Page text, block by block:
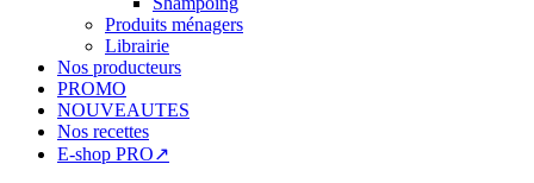
Produits ménagers
Librairie
Nos producteurs
PROMO
NOUVEAUTES
Nos recettes
E-shop PRO↗